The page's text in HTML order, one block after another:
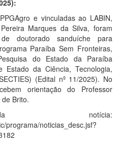
e vinculadas ao LABIN,
Marques da Silva, foram
doutorado sanduíche para
Paraíba Sem Fronteiras,
do Estado da Paraíba
Estado da Ciência, Tecnologia,
(Edital nº 11/2025). No
orientação do Professor
Brito.
notícia:
programa/noticias_desc.jsf?